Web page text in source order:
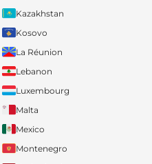
Kazakhstan
Kosovo
La Réunion
Lebanon
Luxembourg
Malta
Mexico
Montenegro